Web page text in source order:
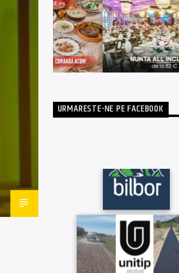
URMARESTE-NE PE FACEBOOK